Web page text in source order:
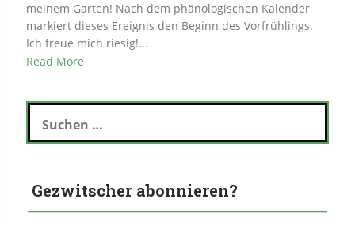
meinem Garten! Nach dem phänologischen Kalender
markiert dieses Ereignis den Beginn des Vorfrühlings.
Ich freue mich riesig!...
Read More
Suchen
nach:
Gezwitscher abonnieren?